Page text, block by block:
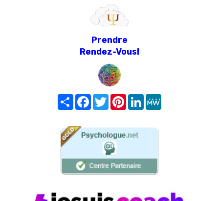
Prendre
Rendez-Vous!
Share FacebookTwitterPinterest
LinkedIn